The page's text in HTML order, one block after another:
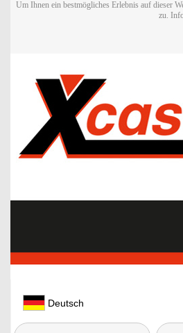
Um Ihnen ein bestmögliches Erlebnis auf dieser
zu.
Deutsch